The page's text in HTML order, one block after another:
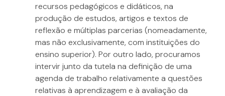
recursos pedagógicos e didáticos, na
produção de estudos, artigos e textos de
reflexão e múltiplas parcerias (nomeadamente,
mas não exclusivamente, com instituições do
ensino superior). Por outro lado, procuramos
intervir junto da tutela na definição de uma
agenda de trabalho relativamente a questões
relativas à aprendizagem e à avaliação da